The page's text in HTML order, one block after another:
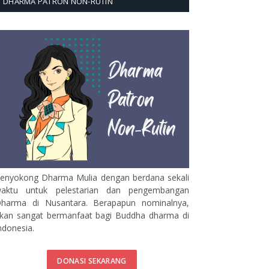
Dharma Mulia dengan berdana sekali
untuk pelestarian dan pengembangan
di Nusantara. Berapapun nominalnya,
sangat bermanfaat bagi Buddha dharma di
DONASI SEKARANG